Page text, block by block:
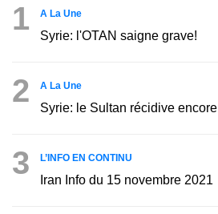
1 A La Une
Syrie: l'OTAN saigne grave!
2 A La Une
Syrie: le Sultan récidive encore
3 L’INFO EN CONTINU
Iran Info du 15 novembre 2021